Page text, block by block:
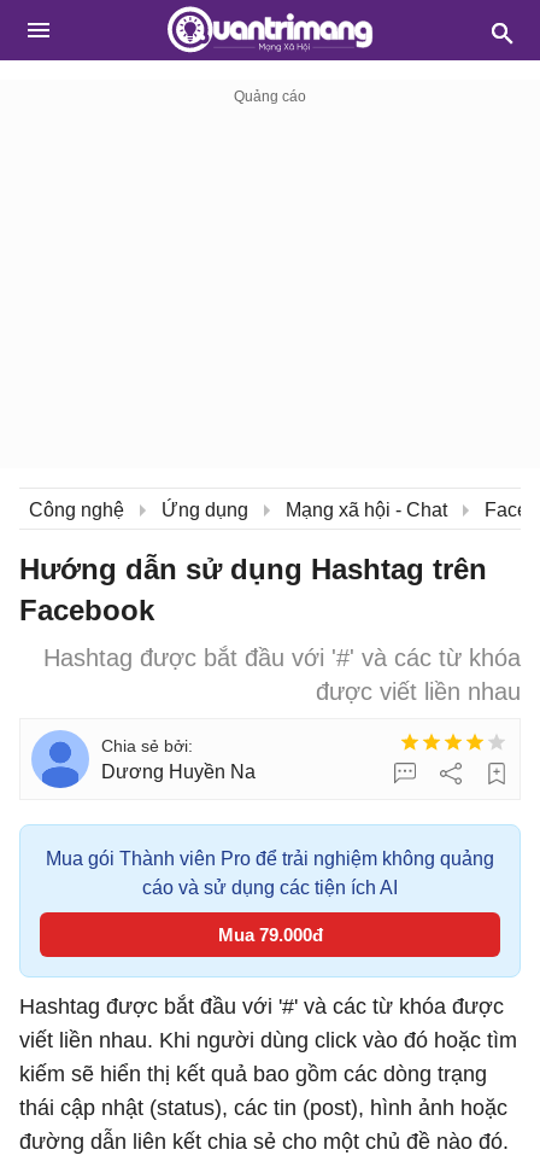
Công nghệ Ứng dụng Mạng xã hội - Chat
Hướng dẫn sử dụng Hashtag trên
Facebook
Hashtag được bắt đầu với '#' và các từ khóa
được viết liền nhau
Dương Huyền Na
Mua gói Thành viên Pro để trải nghiệm không quảng
cáo và sử dụng các tiện ích AI
Mua 79.000đ
Hashtag được bắt đầu với '#' và các từ khóa được
viết liền nhau. Khi người dùng click vào đó hoặc tìm
kiếm sẽ hiển thị kết quả bao gồm các dòng trạng
thái cập nhật (status), các tin (post), hình ảnh hoặc
đường dẫn liên kết chia sẻ cho một chủ đề nào đó.